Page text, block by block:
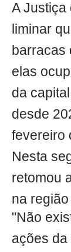
A Justiça
liminar
barracas
elas
da
desde
fevereiro
Nesta
retomou
na
"Não
ações da